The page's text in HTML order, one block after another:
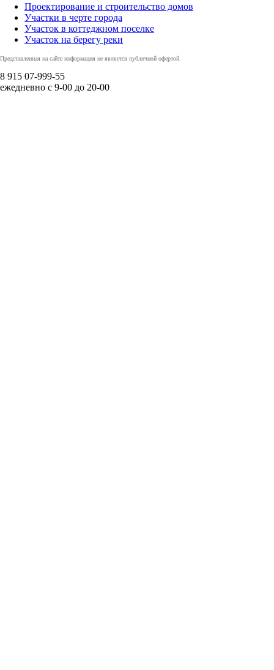
Проектирование и строительство домов
Участки в черте города
Участок в коттеджном поселке
Участок на берегу реки
Представленная на сайте информация не является публичной офертой.
8 915 07-999-55
ежедневно с 9-00 до 20-00